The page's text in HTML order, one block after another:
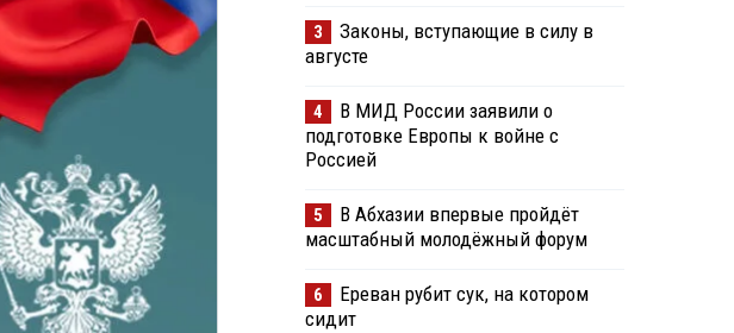
3
Законы, вступающие в силу в
августе
4
В МИД России заявили о
подготовке Европы к войне с
Россией
5
В Абхазии впервые пройдёт
масштабный молодёжный форум
6
Ереван рубит сук, на котором
сидит